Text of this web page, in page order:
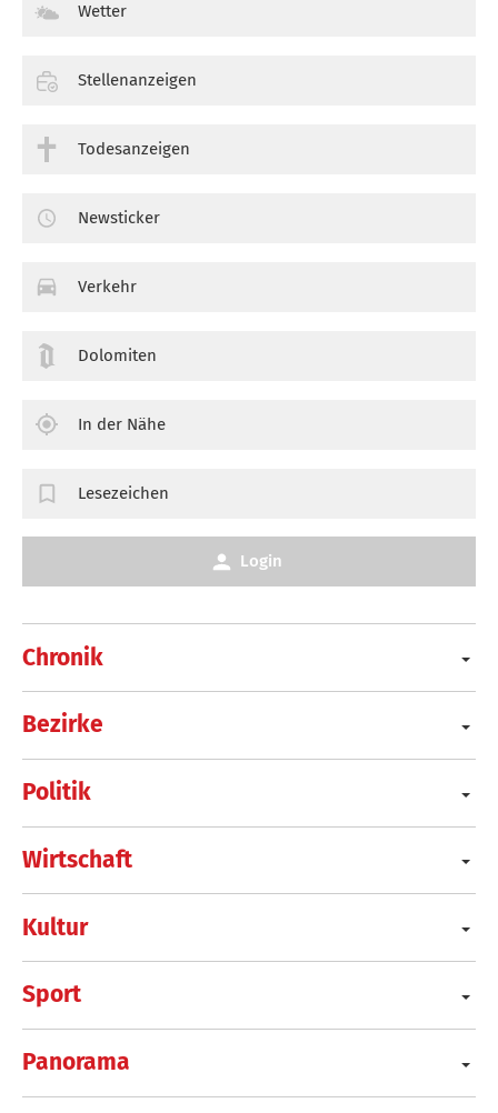
Chronik
Bezirke
Politik
Wirtschaft
Kultur
Sport
Panorama
Wetter
Stellenanzeigen
Todesanzeigen
Newsticker
Verkehr
Dolomiten
In der Nähe
Lesezeichen
Login